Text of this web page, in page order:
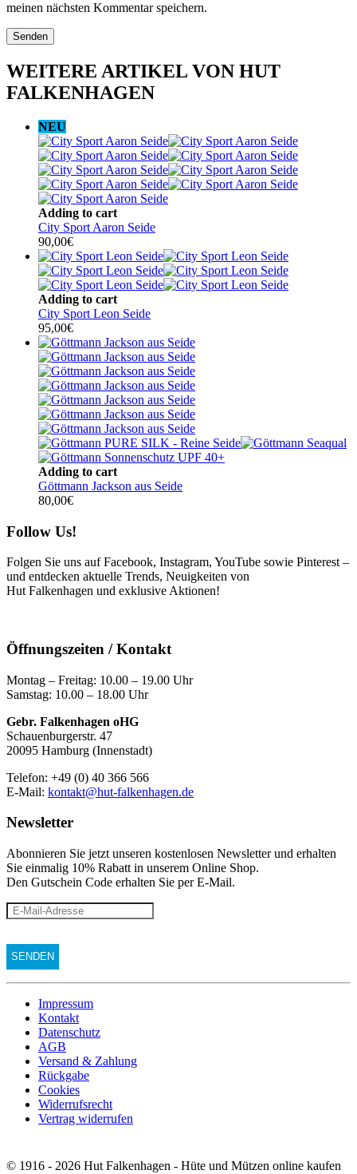
meinen nächsten Kommentar speichern.
WEITERE ARTIKEL VON HUT
FALKENHAGEN
NEU
Adding to cart
City Sport Aaron Seide
90,00€
Adding to cart
City Sport Leon Seide
95,00€
Adding to cart
Göttmann Jackson aus Seide
80,00€
Follow Us!
Folgen Sie uns auf Facebook, Instagram, YouTube sowie Pinterest –
und entdecken aktuelle Trends, Neuigkeiten von
Hut Falkenhagen und exklusive Aktionen!
Öffnungszeiten / Kontakt
Montag – Freitag: 10.00 – 19.00 Uhr
Samstag: 10.00 – 18.00 Uhr
Gebr. Falkenhagen oHG
Schauenburgerstr. 47
20095 Hamburg (Innenstadt)
Telefon: +49 (0) 40 366 566
E-Mail: kontakt@hut-falkenhagen.de
Newsletter
Abonnieren Sie jetzt unseren kostenlosen Newsletter und erhalten
Sie einmalig 10% Rabatt in unserem Online Shop.
Den Gutschein Code erhalten Sie per E-Mail.
Impressum
Kontakt
Datenschutz
AGB
Versand & Zahlung
Rückgabe
Cookies
Widerrufsrecht
Vertrag widerrufen
© 1916 - 2026 Hut Falkenhagen - Hüte und Mützen online kaufen